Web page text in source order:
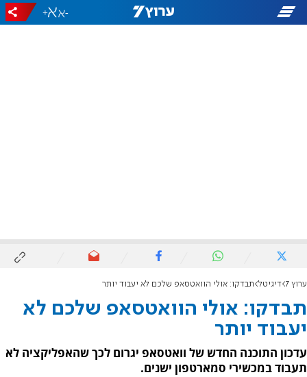
-
+
ערוץ 7 דיגיטל תבדקו: אולי הוואטסאפ שלכם לא יעבוד יותר
תבדקו: אולי הוואטסאפ שלכם לא
יעבוד יותר
עדכון התוכנה החדש של וואטסאפ יגרום לכך שהאפליקציה לא
תעבוד במכשירי סמארטפון ישנים.